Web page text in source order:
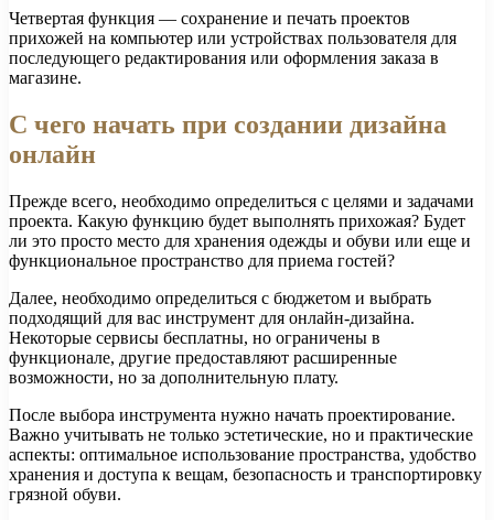
Четвертая функция — сохранение и печать проектов
прихожей на компьютер или устройствах пользователя для
последующего редактирования или оформления заказа в
магазине.
С чего начать при создании дизайна
онлайн
Прежде всего, необходимо определиться с целями и задачами
проекта. Какую функцию будет выполнять прихожая? Будет
ли это просто место для хранения одежды и обуви или еще и
функциональное пространство для приема гостей?
Далее, необходимо определиться с бюджетом и выбрать
подходящий для вас инструмент для онлайн-дизайна.
Некоторые сервисы бесплатны, но ограничены в
функционале, другие предоставляют расширенные
возможности, но за дополнительную плату.
После выбора инструмента нужно начать проектирование.
Важно учитывать не только эстетические, но и практические
аспекты: оптимальное использование пространства, удобство
хранения и доступа к вещам, безопасность и транспортировку
грязной обуви.